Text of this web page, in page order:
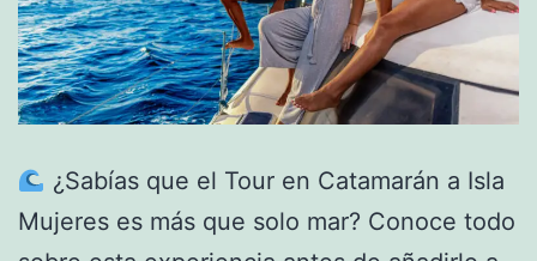
¿Sabías que el Tour en Catamarán a Isla
Mujeres es más que solo mar? Conoce todo